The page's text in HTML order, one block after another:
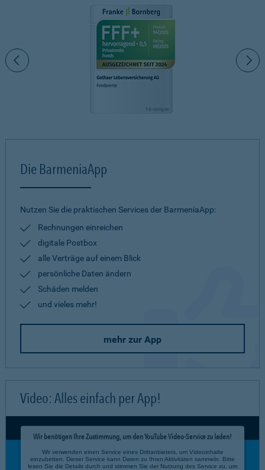
Die BarmeniaApp
Nutzen Sie die praktischen Services der BarmeniaApp:
Rechnungen einreichen
digitale Postbox
alle Verträge auf einem Blick
persönliche Daten ändern
Schäden melden
und vieles mehr!
mehr zur App
Video: Alles einfach per App!
Wir benötigen Ihre Zustimmung, um den YouTube Video-Service zu laden!
Wir verwenden einen Service eines Drittanbieters, um Videoinhalte
einzubetten. Dieser Service kann Daten zu Ihren Aktivitäten sammeln. Bitte
lesen Sie die Details durch und stimmen Sie der Nutzung des Service zu, um